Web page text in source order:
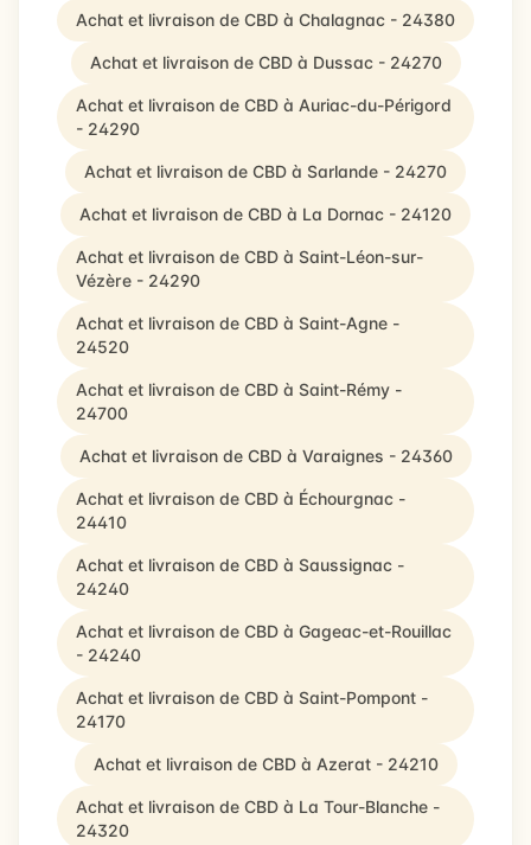
Achat et livraison de CBD à Chalagnac - 24380
Achat et livraison de CBD à Dussac - 24270
Achat et livraison de CBD à Auriac-du-Périgord
- 24290
Achat et livraison de CBD à Sarlande - 24270
Achat et livraison de CBD à La Dornac - 24120
Achat et livraison de CBD à Saint-Léon-sur-
Vézère - 24290
Achat et livraison de CBD à Saint-Agne -
24520
Achat et livraison de CBD à Saint-Rémy -
24700
Achat et livraison de CBD à Varaignes - 24360
Achat et livraison de CBD à Échourgnac -
24410
Achat et livraison de CBD à Saussignac -
24240
Achat et livraison de CBD à Gageac-et-Rouillac
- 24240
Achat et livraison de CBD à Saint-Pompont -
24170
Achat et livraison de CBD à Azerat - 24210
Achat et livraison de CBD à La Tour-Blanche -
24320